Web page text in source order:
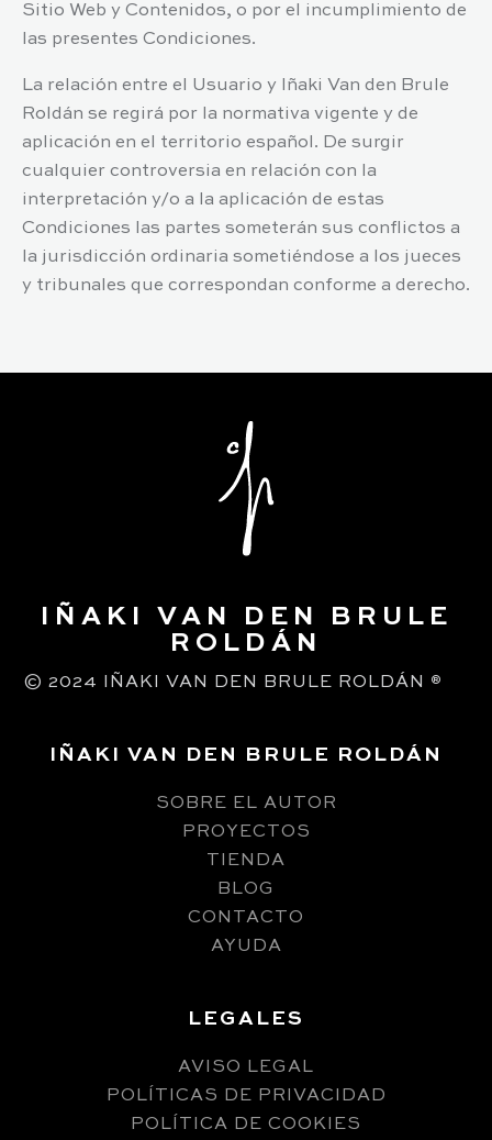
Sitio Web y Contenidos, o por el incumplimiento de
las presentes Condiciones.
La relación entre el Usuario y
Iñaki Van den Brule
Roldán se regirá por la normativa vigente y de
aplicación en el territorio español. De surgir
cualquier controversia en relación con la
interpretación y/o a la aplicación de estas
Condiciones las partes someterán sus conflictos a
la jurisdicción ordinaria sometiéndose a los jueces
y tribunales que correspondan conforme a derecho.
IÑAKI VAN DEN BRULE
ROLDÁN
© 2024 IÑAKI VAN DEN BRULE ROLDÁN ®
IÑAKI VAN DEN BRULE ROLDÁN
SOBRE EL AUTOR
PROYECTOS
TIENDA
BLOG
CONTACTO
AYUDA
LEGALES
AVISO LEGAL
POLÍTICAS DE PRIVACIDAD
POLÍTICA DE COOKIES